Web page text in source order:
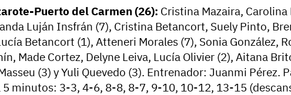
Puerto del Carmen (26): Cristina Mazaira, Carolina
Luján Insfrán (7), Cristina Betancort, Suely Pinto,
Betancort (1), Atteneri Morales (7), Sonia González,
Made Cortez, Delyne Leiva, Lucía Olivier (2), Aitana
(3) y Yuli Quevedo (3). Entrenador: Juanmi Pérez.
5 minutos: 3-3, 4-6, 8-8, 8-7, 9-10, 10-12, 13-15